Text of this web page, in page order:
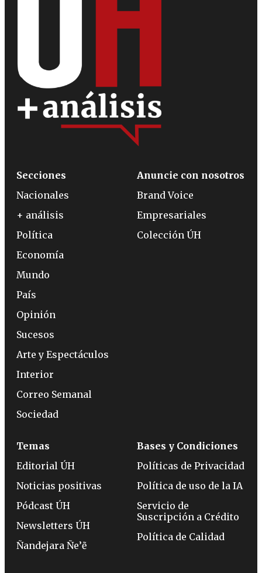
Secciones
Nacionales
+ análisis
Política
Economía
Mundo
País
Opinión
Sucesos
Arte y Espectáculos
Interior
Correo Semanal
Sociedad
Anuncie con nosotros
Brand Voice
Empresariales
Colección ÚH
Temas
Editorial ÚH
Noticias positivas
Pódcast ÚH
Newsletters ÚH
Ñandejara Ñe’ẽ
Bases y Condiciones
Políticas de Privacidad
Política de uso de la IA
Servicio de
Suscripción a Crédito
Política de Calidad